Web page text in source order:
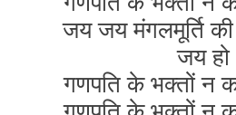
जय जय मंगलमूर्ति
जय हो
गणपति के भक्तों न